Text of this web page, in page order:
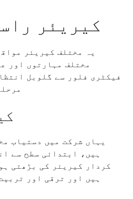
کیریئر
یہ مختلف کیریئر
مختلف مہارتوں اور
فیکٹری فلور سے گلوبل
یہاں شرکت میں دستیاب
ہیں، ابتدائی سطح سے
کردار کیریئر کی بڑھتی
ہیں اور ترقی اور